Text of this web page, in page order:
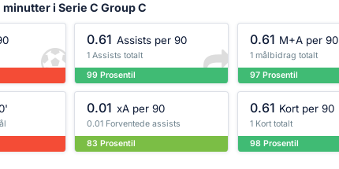
i Serie C Group C
0.61 Assists per 90
1 Assists totalt
99 Prosentil
0.61 M+A per 90
1 målbidrag totalt
97 Prosentil
0.01 xA per 90
0.01 Forventede assists
83 Prosentil
0.61 Kort per 90
1 Kort totalt
98 Prosentil